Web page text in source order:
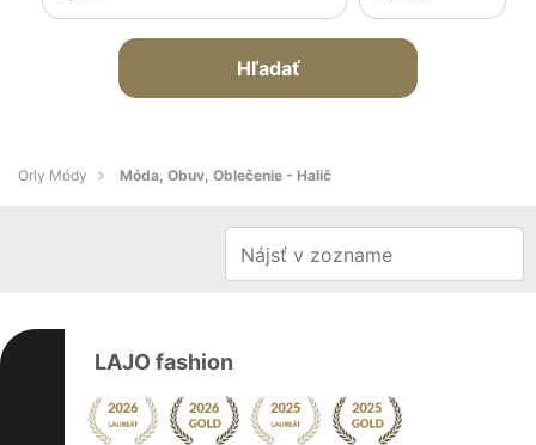
Hľadať
Orly Módy Móda, Obuv, Oblečenie - Halič
LAJO fashion